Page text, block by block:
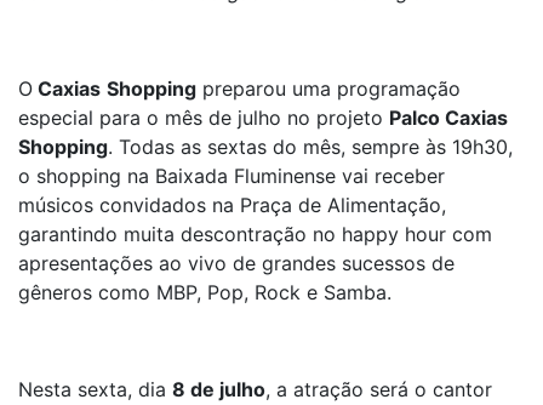
O Caxias Shopping preparou uma programação
especial para o mês de julho no projeto Palco Caxias
Shopping. Todas as sextas do mês, sempre às 19h30,
o shopping na Baixada Fluminense vai receber
músicos convidados na Praça de Alimentação,
garantindo muita descontração no happy hour com
apresentações ao vivo de grandes sucessos de
gêneros como MBP, Pop, Rock e Samba.
Nesta sexta, dia 8 de julho, a atração será o cantor